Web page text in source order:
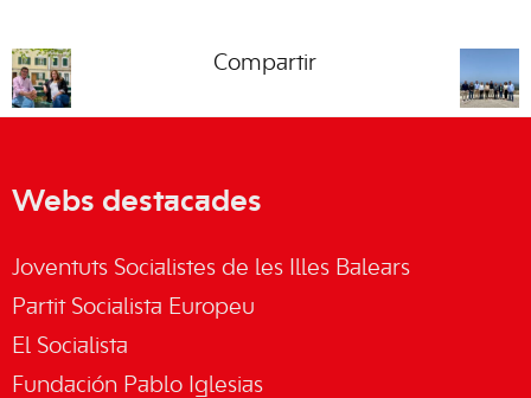
Compartir
Webs destacades
Joventuts Socialistes de les Illes Balears
Partit Socialista Europeu
El Socialista
Fundación Pablo Iglesias